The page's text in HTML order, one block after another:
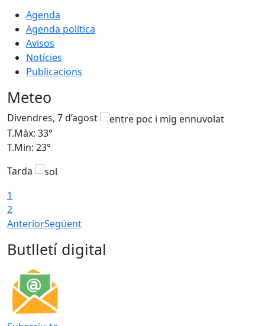
Agenda
Agenda política
Avisos
Notícies
Publicacions
Meteo
Divendres, 7 d’agost
T.Màx: 33°
T.Min: 23°
Tarda
1
2
AnteriorSegüent
Butlletí digital